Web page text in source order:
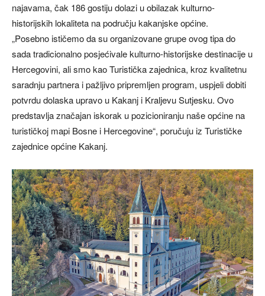
najavama, čak 186 gostiju dolazi u obilazak kulturno-
historijskih lokaliteta na području kakanjske općine.
„Posebno ističemo da su organizovane grupe ovog tipa do
sada tradicionalno posjećivale kulturno-historijske destinacije u
Hercegovini, ali smo kao Turistička zajednica, kroz kvalitetnu
saradnju partnera i pažljivo pripremljen program, uspjeli dobiti
potvrdu dolaska upravo u Kakanj i Kraljevu Sutjesku. Ovo
predstavlja značajan iskorak u pozicioniranju naše općine na
turističkoj mapi Bosne i Hercegovine“, poručuju iz Turističke
zajednice općine Kakanj.